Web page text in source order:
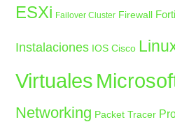
ESXi Failover Cluster Firewall
Instalaciones IOS Cisco
Virtuales
Networking Packet Tracer